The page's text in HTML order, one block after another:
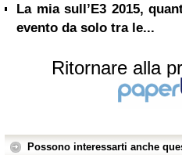
La mia sull’E3 2015,
evento da solo tra le...
Ritornare alla
Possono interessarti anche